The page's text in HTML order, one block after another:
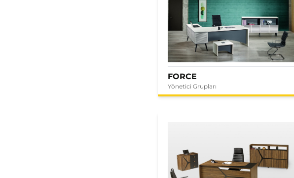
FORCE
Yönetici Grupları